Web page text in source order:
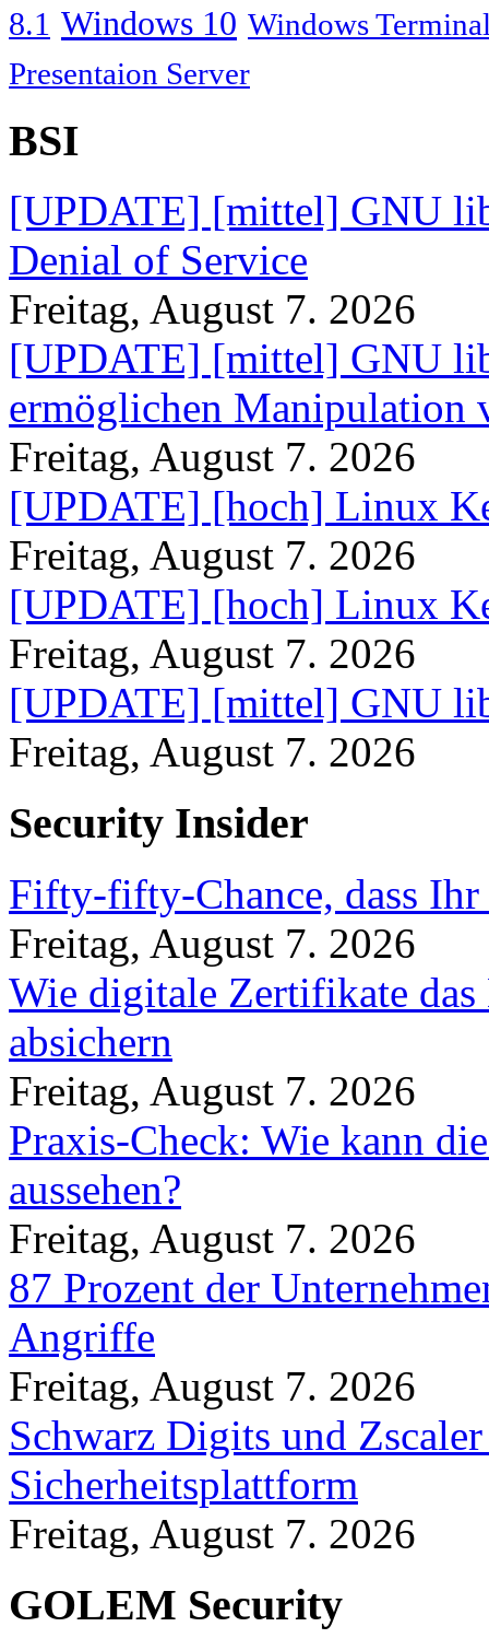
8.1 Windows 10 Windows
Presentaion Server
BSI
[UPDATE] [mittel] GNU
Denial of Service
Freitag, August 7. 2026
[UPDATE] [mittel] GNU
ermöglichen Manipulation
Freitag, August 7. 2026
[UPDATE] [hoch] Linux
Freitag, August 7. 2026
[UPDATE] [hoch] Linux
Freitag, August 7. 2026
[UPDATE] [mittel] GNU
Freitag, August 7. 2026
Security Insider
Fifty-fifty-Chance, dass
Freitag, August 7. 2026
Wie digitale Zertifikate
absichern
Freitag, August 7. 2026
Praxis-Check: Wie kann
aussehen?
Freitag, August 7. 2026
87 Prozent der
Angriffe
Freitag, August 7. 2026
Schwarz Digits und
Sicherheitsplattform
Freitag, August 7. 2026
GOLEM Security